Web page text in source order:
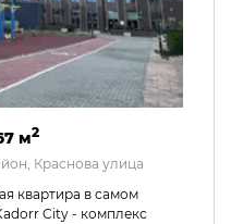
м2
Краснова улица
квартира в самом
City - комплекс